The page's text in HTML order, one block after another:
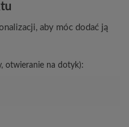
aby móc dodać ją
otwieranie na dotyk):